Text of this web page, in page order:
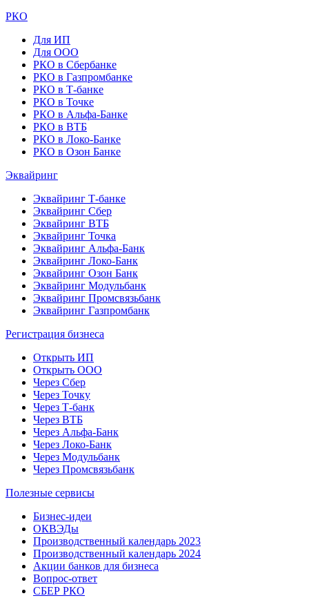
РКО
Для ИП
Для ООО
РКО в Сбербанке
РКО в Газпромбанке
РКО в Т-банке
РКО в Точке
РКО в Альфа-Банке
РКО в ВТБ
РКО в Локо-Банке
РКО в Озон Банке
Эквайринг
Эквайринг Т-банке
Эквайринг Сбер
Эквайринг ВТБ
Эквайринг Точка
Эквайринг Альфа-Банк
Эквайринг Локо-Банк
Эквайринг Озон Банк
Эквайринг Модульбанк
Эквайринг Промсвязьбанк
Эквайринг Газпромбанк
Регистрация бизнеса
Открыть ИП
Открыть ООО
Через Сбер
Через Точку
Через Т-банк
Через ВТБ
Через Альфа-Банк
Через Локо-Банк
Через Модульбанк
Через Промсвязьбанк
Полезные сервисы
Бизнес-идеи
ОКВЭДы
Производственный календарь 2023
Производственный календарь 2024
Акции банков для бизнеса
Вопрос-ответ
СБЕР РКО